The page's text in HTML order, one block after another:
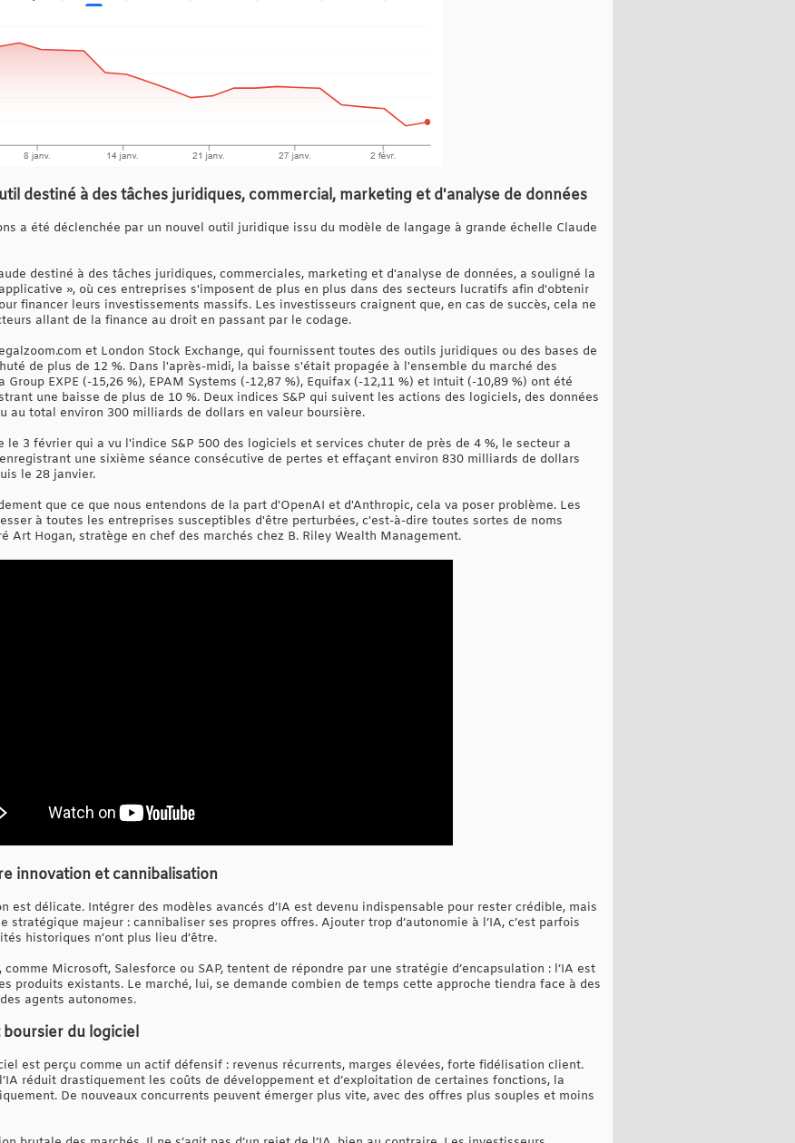
destiné à des tâches juridiques, commercial, marketing et d'analyse de données
a été déclenchée par un nouvel outil juridique issu du modèle de langage à grande échelle Claude
destiné à des tâches juridiques, commerciales, marketing et d'analyse de données, a souligné la
», où ces entreprises s'imposent de plus en plus dans des secteurs lucratifs afin d'obtenir
financer leurs investissements massifs. Les investisseurs craignent que, en cas de succès, cela ne
allant de la finance au droit en passant par le codage.
et London Stock Exchange, qui fournissent toutes des outils juridiques ou des bases de
de plus de 12 %. Dans l'après-midi, la baisse s'était propagée à l'ensemble du marché des
Group EXPE (-15,26 %), EPAM Systems (-12,87 %), Equifax (-12,11 %) et Intuit (-10,89 %) ont été
une baisse de plus de 10 %. Deux indices S&P qui suivent les actions des logiciels, des données
au total environ 300 milliards de dollars en valeur boursière.
le 3 février qui a vu l'indice S&P 500 des logiciels et services chuter de près de 4 %, le secteur a
une sixième séance consécutive de pertes et effaçant environ 830 milliards de dollars
le 28 janvier.
que ce que nous entendons de la part d'OpenAI et d'Anthropic, cela va poser problème. Les
à toutes les entreprises susceptibles d'être perturbées, c'est-à-dire toutes sortes de noms
Art Hogan, stratège en chef des marchés chez B. Riley Wealth Management.
innovation et cannibalisation
est délicate. Intégrer des modèles avancés d’IA est devenu indispensable pour rester crédible, mais
majeur : cannibaliser ses propres offres. Ajouter trop d’autonomie à l’IA, c’est parfois
historiques n’ont plus lieu d’être.
Microsoft, Salesforce ou SAP, tentent de répondre par une stratégie d’encapsulation : l’IA est
produits existants. Le marché, lui, se demande combien de temps cette approche tiendra face à des
agents autonomes.
boursier du logiciel
est perçu comme un actif défensif : revenus récurrents, marges élevées, forte fidélisation client.
réduit drastiquement les coûts de développement et d’exploitation de certaines fonctions, la
De nouveaux concurrents peuvent émerger plus vite, avec des offres plus souples et moins